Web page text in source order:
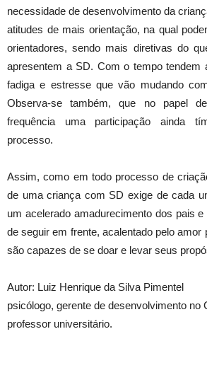
necessidade de desenvolvimento da
atitudes de mais orientação, na qual
orientadores, sendo mais diretivas do
apresentem a SD. Com o tempo tendem
fadiga e estresse que vão mudando
Observa-se também, que no papel
frequência uma participação ainda
processo.
Assim, como em todo processo de
de uma criança com SD exige de cada
um acelerado amadurecimento dos pais
de seguir em frente, acalentado pelo amor
são capazes de se doar e levar seus
Autor: Luiz Henrique da Silva Pimentel
psicólogo, gerente de desenvolvimento no
professor universitário.